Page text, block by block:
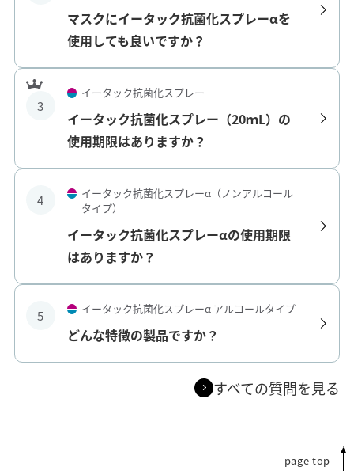
マスクにイータック抗菌化スプレーαを
使用しても良いですか？
3
イータック抗菌化スプレー
イータック抗菌化スプレー（20ｍL）の
使用期限はありますか？
4
イータック抗菌化スプレーα（ノンアルコール
タイプ）
イータック抗菌化スプレーαの使用期限
はありますか？
5 イータック抗菌化スプレーα アルコールタイプ
どんな特徴の製品ですか？
すべての質問を見る
page top